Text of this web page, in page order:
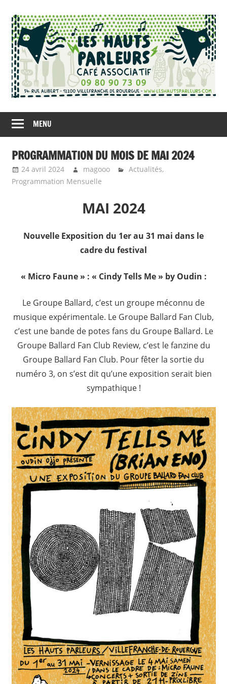
content
Les
Hauts
Parleurs
Associatif
à
de-
Rouergue
MENU
PROGRAMMATION DU MOIS DE MAI 2024
24 avril 2024 magooo Actualités,
Programmation Mensuelle
MAI 2024
Nouvelle Exposition du 1er au 31 mai dans le
cadre du festival
« Micro Faune » : « Cindy Tells Me » by Oudin :
Le Groupe Ballard, c’est un groupe méconnu de
musique expérimentale. Le Groupe Ballard Fan Club,
c’est une bande de potes fans du Groupe Ballard. Le
Groupe Ballard Fan Club Review, c’est le fanzine du
Groupe Ballard Fan Club. Pour fêter la sortie du
numéro 3, on s’est dit qu’une exposition serait bien
sympathique !